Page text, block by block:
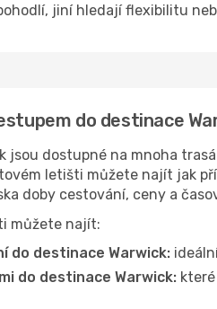
jiní hledají flexibilitu
do destinace
jsou dostupné na mnoha
letišti můžete najít jak
doby cestování, ceny a
můžete najít:
do destinace Warwick:
do destinace Warwick: